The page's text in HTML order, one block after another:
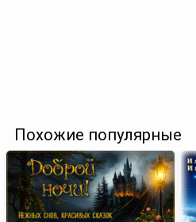
Похожие популярные